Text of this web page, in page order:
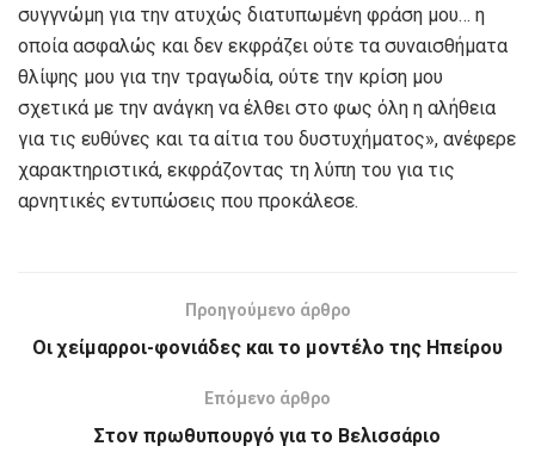
συγγνώμη για την ατυχώς διατυπωμένη φράση μου… η
οποία ασφαλώς και δεν εκφράζει ούτε τα συναισθήματα
θλίψης μου για την τραγωδία, ούτε την κρίση μου
σχετικά με την ανάγκη να έλθει στο φως όλη η αλήθεια
για τις ευθύνες και τα αίτια του δυστυχήματος», ανέφερε
χαρακτηριστικά, εκφράζοντας τη λύπη του για τις
αρνητικές εντυπώσεις που προκάλεσε.
Προηγούμενο άρθρο
Οι χείμαρροι-φονιάδες και το μοντέλο της Ηπείρου
Επόμενο άρθρο
Στον πρωθυπουργό για το Βελισσάριο